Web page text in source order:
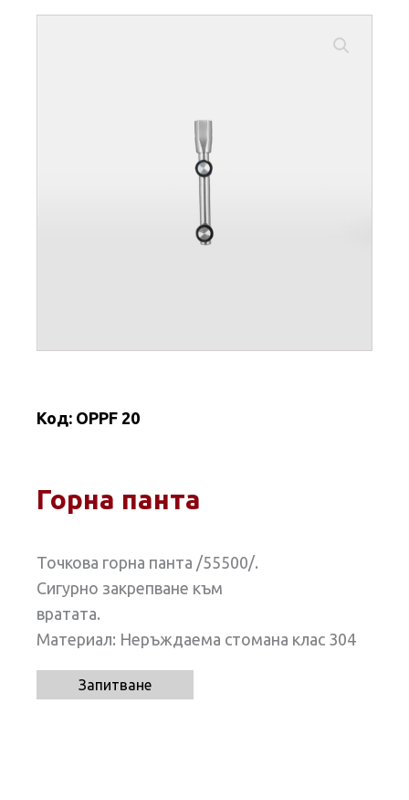
Код: OPPF 20
Горна панта
Точкова горна панта /55500/.
Сигурно закрепване към
вратата.
Материал: Неръждаема стомана клас 304
Запитване